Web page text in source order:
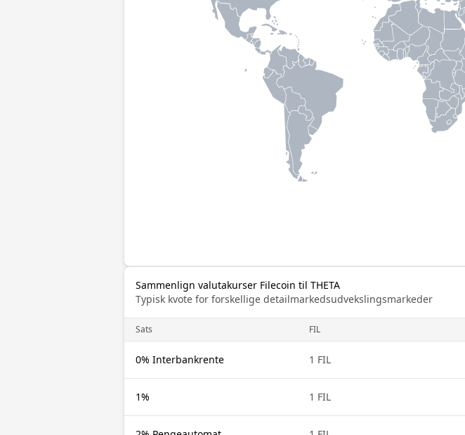
Sammenlign valutakurser Filecoin til THETA
Typisk kvote for forskellige detailmarkedsudvekslingsmarkeder
Sats FIL
0% Interbankrente 1 FIL
1% 1 FIL